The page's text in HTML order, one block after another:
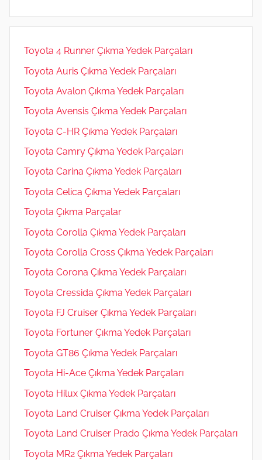
p
o
m
er
Toyota 4 Runner Çıkma Yedek Parçaları
Toyota Auris Çıkma Yedek Parçaları
Toyota Avalon Çıkma Yedek Parçaları
Toyota Avensis Çıkma Yedek Parçaları
Toyota C-HR Çıkma Yedek Parçaları
Toyota Camry Çıkma Yedek Parçaları
Toyota Carina Çıkma Yedek Parçaları
Toyota Celica Çıkma Yedek Parçaları
Toyota Çıkma Parçalar
Toyota Corolla Çıkma Yedek Parçaları
Toyota Corolla Cross Çıkma Yedek Parçaları
Toyota Corona Çıkma Yedek Parçaları
Toyota Cressida Çıkma Yedek Parçaları
Toyota FJ Cruiser Çıkma Yedek Parçaları
Toyota Fortuner Çıkma Yedek Parçaları
Toyota GT86 Çıkma Yedek Parçaları
Toyota Hi-Ace Çıkma Yedek Parçaları
Toyota Hilux Çıkma Yedek Parçaları
Toyota Land Cruiser Çıkma Yedek Parçaları
Toyota Land Cruiser Prado Çıkma Yedek Parçaları
Toyota MR2 Çıkma Yedek Parçaları